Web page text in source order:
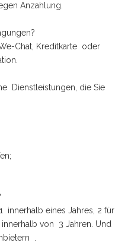
Anzahlung.
Chat, Kreditkarte oder
Dienstleistungen, die Sie
innerhalb eines Jahres, 2 für
von 3 Jahren. Und
.